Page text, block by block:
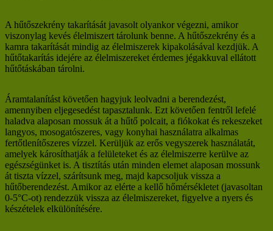
A hűtőszekrény takarítását javasolt olyankor végezni, amikor
viszonylag kevés élelmiszert tárolunk benne. A hűtőszekrény és a
kamra takarítását mindig az élelmiszerek kipakolásával kezdjük. A
hűtőtakarítás idejére az élelmiszereket érdemes jégakkuval ellátott
hűtőtáskában tárolni.
Áramtalanítást követően hagyjuk leolvadni a berendezést,
amennyiben eljegesedést tapasztalunk. Ezt követően fentről lefelé
haladva alaposan mossuk át a hűtő polcait, a fiókokat és rekeszeket
langyos, mosogatószeres, vagy konyhai használatra alkalmas
fertőtlenítőszeres vízzel. Kerüljük az erős vegyszerek használatát,
amelyek károsíthatják a felületeket és az élelmiszerre kerülve az
egészségünket is. A tisztítás után minden elemet alaposan mossunk
át tiszta vízzel, szárítsunk meg, majd kapcsoljuk vissza a
hűtőberendezést. Amikor az elérte a kellő hőmérsékletet (javasoltan
0-5°C-ot) rendezzük vissza az élelmiszereket, figyelve a nyers és
készételek elkülönítésére.